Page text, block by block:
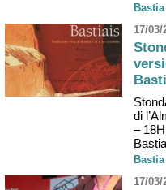
Bastia
17/03/
di
–
Bastia
17/03/